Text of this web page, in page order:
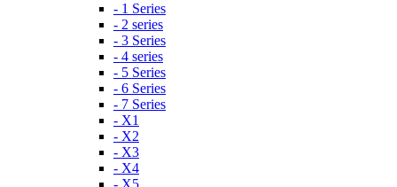
- 1 Series
- 2 series
- 3 Series
- 4 series
- 5 Series
- 6 Series
- 7 Series
- X1
- X2
- X3
- X4